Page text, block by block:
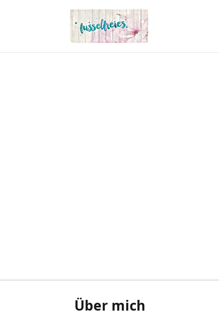
Über mich